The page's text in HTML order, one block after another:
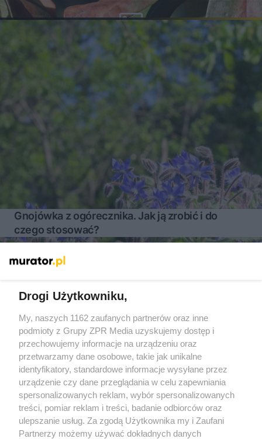
Gnojówka z ogórecznika. Jak ją zrobić i do
czego stosować?
Żaden utwór zamieszczony w serwisie nie może być powielany i
rozpowszechniany lub dalej rozpowszechniany w jakikolwiek
sposób (w tym także elektroniczny lub mechaniczny) na
jakimkolwiek polu eksploatacji w jakiejkolwiek formie, włącznie z
umieszczaniem w Internecie bez pisemnej zgody właściciela praw.
Jakiekolwiek użycie lub wykorzystanie utworów w całości lub w
części z naruszeniem prawa, tzn. bez właściwej zgody, jest
zabronione pod groźbą kary i może być ścigane prawnie.
Drogi Użytkowniku,
My, naszych 1162 zaufanych partnerów oraz inne
podmioty z Grupy ZPR Media uzyskujemy dostęp i
przechowujemy informacje na urządzeniu oraz
przetwarzamy dane osobowe, takie jak unikalne
identyfikatory, standardowe informacje wysyłane przez
urządzenie czy dane przeglądania w celu zapewniania
spersonalizowanych reklam, wybór spersonalizowanych
treści, pomiar reklam i treści, badanie odbiorców oraz
ulepszanie usług. Za zgodą Użytkownika my i Zaufani
Partnerzy możemy używać dokładnych danych